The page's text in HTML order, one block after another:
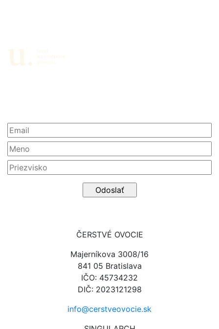
ČERSTVÉ OVOCIE
Majerníkova 3008/16
841 05 Bratislava
IČO: 45734232
DIČ: 2023121298
info@cerstveovocie.sk